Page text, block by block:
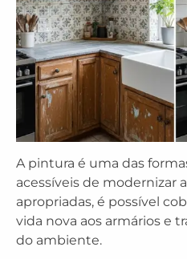
A pintura é uma das
acessíveis de modernizar
apropriadas, é possível
vida nova aos armários e
do ambiente.